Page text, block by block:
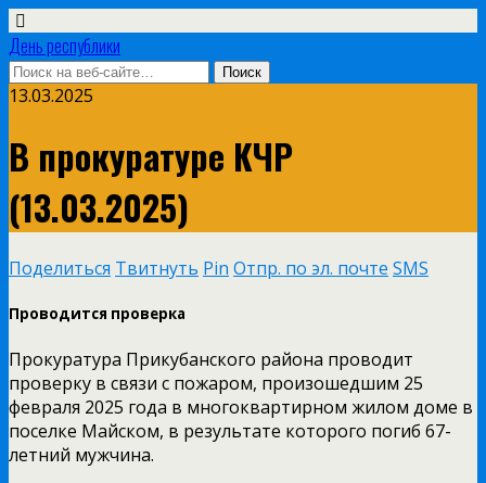
День республики
13.03.2025
В прокуратуре КЧР
(13.03.2025)
Поделиться Твитнуть Pin Отпр. по эл. почте SMS
Проводится проверка
Прокуратура Прикубанского района проводит
проверку в связи с пожаром, произошедшим 25
февраля 2025 года в многоквартирном жилом доме в
поселке Майском, в результате которого погиб 67-
летний мужчина.